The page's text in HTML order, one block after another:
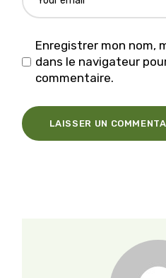
Enregistrer mon nom,
dans le navigateur
commentaire.
LAISSER UN